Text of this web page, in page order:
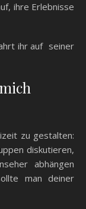
ihre Erlebnisse
ihr auf seiner
zu gestalten:
diskutieren,
abhängen
man deiner